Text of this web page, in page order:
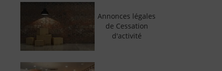
Annonces légales
de Cessation
d'activité